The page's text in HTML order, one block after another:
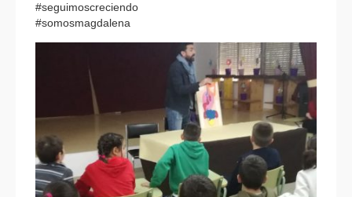
#seguimoscreciendo
#somosmagdalena